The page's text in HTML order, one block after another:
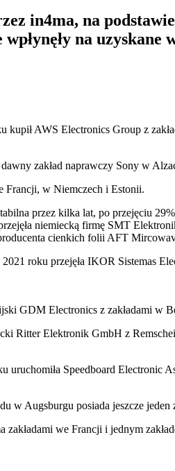
in4ma, na
na uzyskane
AWS Electronics Group z
zakład naprawczy Sony w
Francji, w Niemczech i Estonii.
przez kilka lat, po przejęciu
niemiecką firmę SMT
cienkich folii AFT
roku przejęła IKOR Sistemas
GDM Electronics z zakładami
Ritter Elektronik GmbH z
uruchomiła Speedboard
w Augsburgu posiada jeszcze jeden
we Francji i jednym